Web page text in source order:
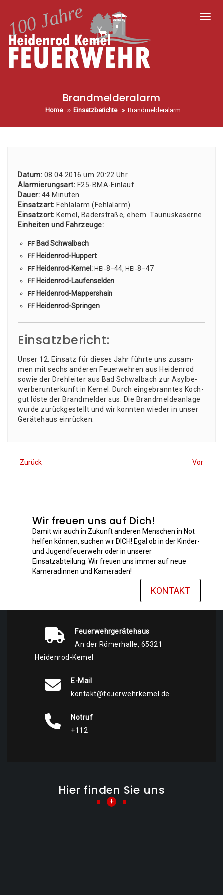
Brandmelderalarm
Home Einsatzberichte Brandmelderalarm
Datum: 08.04.2016 um 20:22 Uhr
Alar­mie­rungs­art: F25-BMA-Ein­lauf
Dau­er: 44 Minu­ten
Ein­satz­art: Fehl­alarm (Fehl­alarm)
Ein­satz­ort: Kemel, Bäder­stra­ße, ehem. Tau­nus­ka­ser­ne
Ein­hei­ten und Fahr­zeu­ge:
FF Bad Schwalbach
FF Hei­den­rod-Hup­pert
FF Hei­den­rod-Kemel: HEI‑8–44, HEI‑8–47
FF Hei­den­rod-Lau­fen­sel­den
FF Hei­den­rod-Map­pers­hain
FF Hei­den­rod-Sprin­gen
Einsatzbericht:
Unser 12. Ein­satz für die­ses Jahr führ­te uns zusam­
men mit sechs ande­ren Feu­er­weh­ren aus Hei­den­rod
sowie der Dreh­lei­ter aus Bad Schwal­bach zur Asyl­be­
wer­ber­un­ter­kunft in Kemel. Durch ein­ge­brann­tes Koch­
gut lös­te der Brand­mel­der aus. Die Brand­mel­de­an­la­ge
wur­de zurück­ge­stellt und wir konn­ten wie­der in unser
Gerä­te­haus einrücken.
Zurück Vor
Wir freuen uns auf Dich!
Damit wir auch in Zukunft anderen Menschen in Not
helfen können, suchen wir DICH! Egal ob in der Kinder-
und Jugendfeuerwehr oder in unserer
Einsatzabteilung: Wir freuen uns immer auf neue
Kameradinnen und Kameraden!
KONTAKT
Feuerwehrgerätehaus
An der Römerhalle, 65321
Heidenrod-Kemel
E-Mail
kontakt@feuerwehrkemel.de
Notruf
+112
Hier finden Sie uns
+